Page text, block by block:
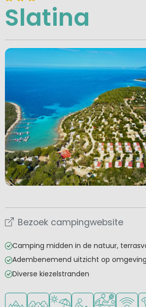
Slatina
Bezoek campingwebsite
Camping midden in de natuur,
Adembenemend uitzicht op omgeving
Diverse kiezelstranden
Ligt in de heuvels/bergen
Ligt in een bosrijke omgeving
Ligt bij strand en zee
Aanbevolen voor
Veel WiFi